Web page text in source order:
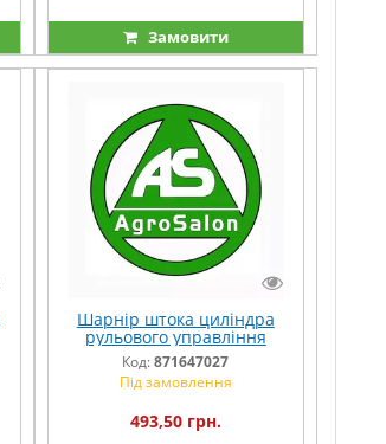
Замовити
Шарнір штока циліндра
рульового управління
Код:871647027
Під замовлення
493,50 грн.